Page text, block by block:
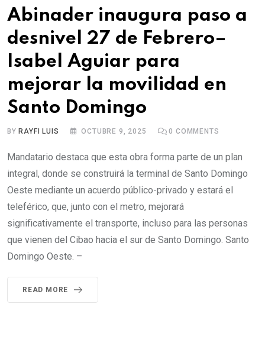
Abinader inaugura paso a
desnivel 27 de Febrero–
Isabel Aguiar para
mejorar la movilidad en
Santo Domingo
BY RAYFI LUIS OCTUBRE 9, 2025 0 COMMENTS
Mandatario destaca que esta obra forma parte de un plan
integral, donde se construirá la terminal de Santo Domingo
Oeste mediante un acuerdo público-privado y estará el
teleférico, que, junto con el metro, mejorará
significativamente el transporte, incluso para las personas
que vienen del Cibao hacia el sur de Santo Domingo. Santo
Domingo Oeste. –
READ MORE